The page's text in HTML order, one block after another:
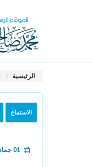
الرئيسية
الاستماع